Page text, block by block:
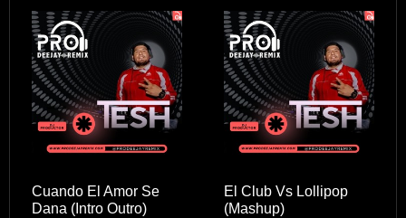
Cuando El Amor Se
Dana (Intro Outro)
El Club Vs Lollipop
(Mashup)